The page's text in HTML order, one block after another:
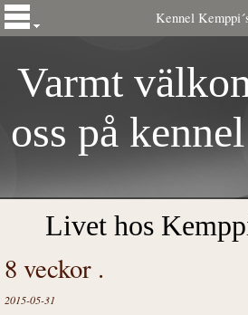
Kennel
Varmt
oss på kennel
´s
Livet hos
8 veckor .
2015-05-31